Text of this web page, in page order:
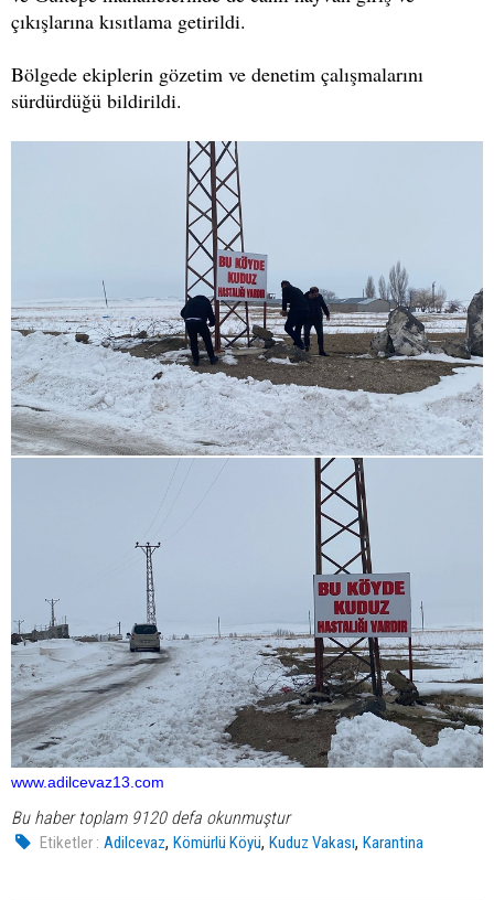
çıkışlarına kısıtlama getirildi.
Bölgede ekiplerin gözetim ve denetim çalışmalarını
sürdürdüğü bildirildi.
www.adilcevaz13.com
Bu haber toplam 9120 defa okunmuştur
Etiketler : Adilcevaz,Kömürlü Köyü,Kuduz Vakası,Karantina